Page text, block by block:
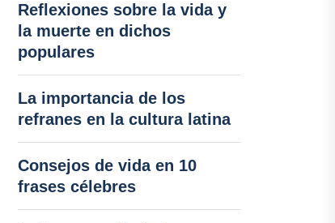
Reflexiones sobre la vida y
la muerte en dichos
populares
La importancia de los
refranes en la cultura latina
Consejos de vida en 10
frases célebres